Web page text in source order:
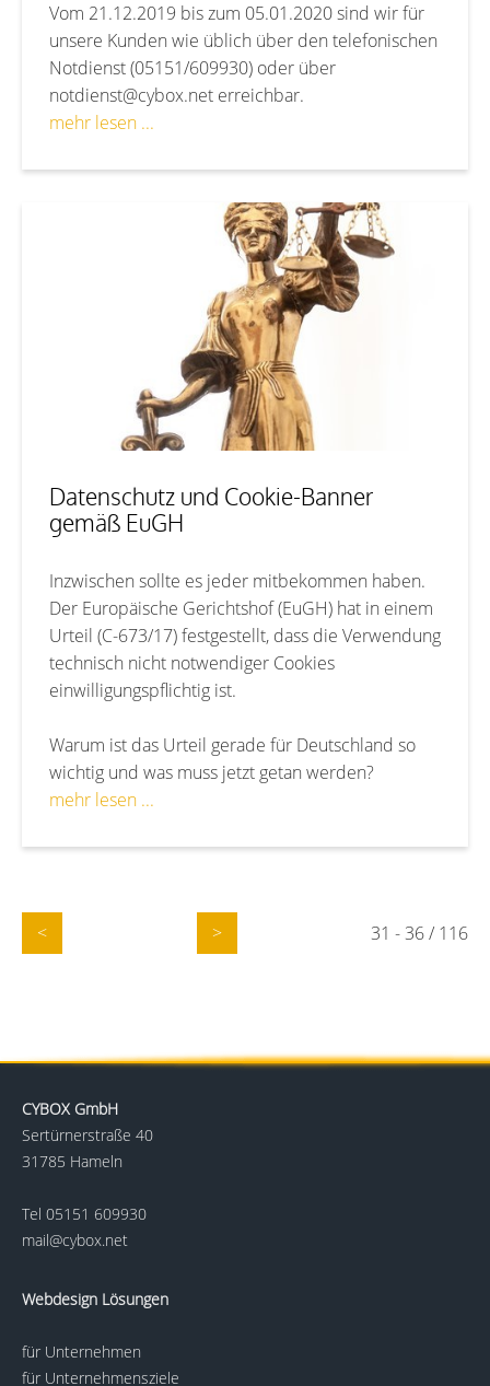
Vom 21.12.2019 bis zum 05.01.2020 sind wir für
unsere Kunden wie üblich über den telefonischen
Notdienst (05151/609930) oder über
notdienst@cybox.net erreichbar.
mehr lesen ...
Datenschutz und Cookie-Banner
gemäß EuGH
Inzwischen sollte es jeder mitbekommen haben.
Der Europäische Gerichtshof (EuGH) hat in einem
Urteil (C-673/17) festgestellt, dass die Verwendung
technisch nicht notwendiger Cookies
einwilligungspflichtig ist.
Warum ist das Urteil gerade für Deutschland so
wichtig und was muss jetzt getan werden?
mehr lesen ...
< > 31 - 36 / 116
CYBOX GmbH
Sertürnerstraße 40
31785 Hameln
Tel 05151 609930
mail@cybox.net
Webdesign Lösungen
für Unternehmen
für Unternehmensziele